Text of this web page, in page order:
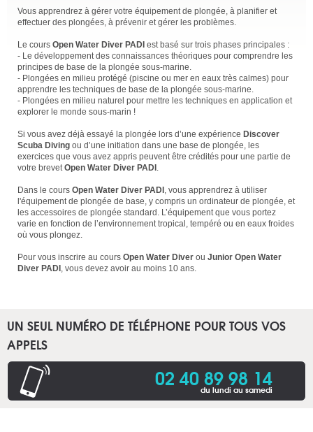
Vous apprendrez à gérer votre équipement de plongée, à planifier et
effectuer des plongées, à prévenir et gérer les problèmes.
Le cours Open Water Diver PADI est basé sur trois phases principales :
- Le développement des connaissances théoriques pour comprendre les
principes de base de la plongée sous-marine.
- Plongées en milieu protégé (piscine ou mer en eaux très calmes) pour
apprendre les techniques de base de la plongée sous-marine.
- Plongées en milieu naturel pour mettre les techniques en application et
explorer le monde sous-marin !
Si vous avez déjà essayé la plongée lors d’une expérience Discover
Scuba Diving ou d’une initiation dans une base de plongée, les
exercices que vous avez appris peuvent être crédités pour une partie de
votre brevetOpen Water Diver PADI .
Dans le cours Open Water Diver PADI , vous apprendrez à utiliser
l'équipement de plongée de base, y compris un ordinateur de plongée, et
les accessoires de plongée standard. L’équipement que vous portez
varie en fonction de l’environnement tropical, tempéré ou en eaux froides
où vous plongez.
Pour vous inscrire au cours Open Water Diver ou Junior Open Water
Diver PADI , vous devez avoir au moins 10 ans.
UN SEUL NUMÉRO DE TÉLÉPHONE POUR TOUS VOS
APPELS
02 40 89 98 14
du lundi au samedi